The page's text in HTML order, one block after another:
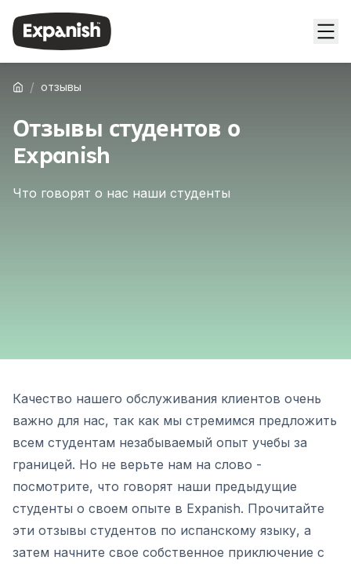
/ отзывы
Отзывы студентов о
Expanish
Что говорят о нас наши студенты
Качество нашего обслуживания клиентов очень
важно для нас, так как мы стремимся предложить
всем студентам незабываемый опыт учебы за
границей. Но не верьте нам на слово -
посмотрите, что говорят наши предыдущие
студенты о своем опыте в Expanish. Прочитайте
эти отзывы студентов по испанскому языку, а
затем начните свое собственное приключение с